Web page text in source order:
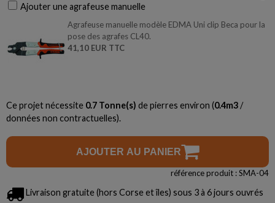
Ajouter une agrafeuse manuelle
Agrafeuse manuelle modèle EDMA Uni clip Beca pour la
pose des agrafes CL40.
41,10 EUR TTC
Ce projet nécessite 0.7 Tonne(s) de pierres environ (0.4m3 /
données non contractuelles).
AJOUTER AU PANIER
référence produit : SMA-04
Livraison gratuite (hors Corse et îles) sous 3 à 6 jours ouvrés